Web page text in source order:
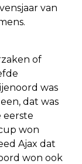
van
of
was
dat was
eerste
won
Ajax dat
won ook